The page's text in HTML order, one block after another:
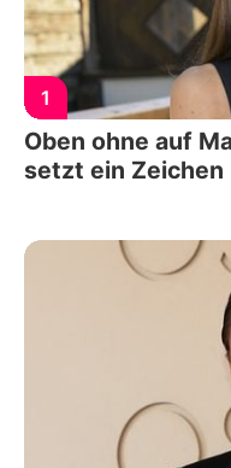
1
Oben ohne auf
setzt ein Zeichen